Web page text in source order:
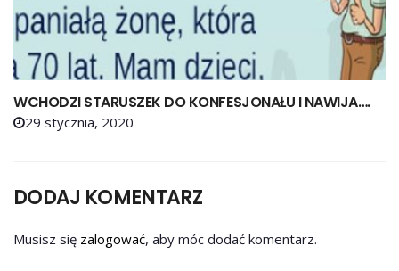
WCHODZI STARUSZEK DO KONFESJONAŁU I NAWIJA….
29 stycznia, 2020
DODAJ KOMENTARZ
Musisz się zalogować, aby móc dodać komentarz.